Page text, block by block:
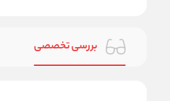
بررسی تخصصی